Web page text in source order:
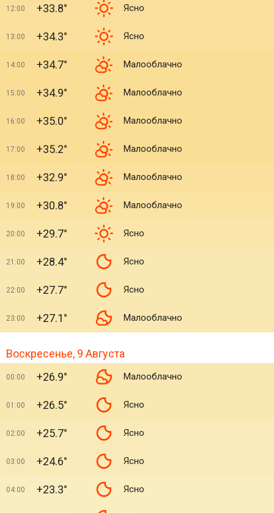
12:00 +33.8° Ясно
13:00 +34.3° Ясно
14:00 +34.7° Малооблачно
15:00 +34.9° Малооблачно
16:00 +35.0° Малооблачно
17:00 +35.2° Малооблачно
18:00 +32.9° Малооблачно
19:00 +30.8° Малооблачно
20:00 +29.7° Ясно
21:00 +28.4° Ясно
22:00 +27.7° Ясно
23:00 +27.1° Малооблачно
Воскресенье, 9 Августа
00:00 +26.9° Малооблачно
01:00 +26.5° Ясно
02:00 +25.7° Ясно
03:00 +24.6° Ясно
04:00 +23.3° Ясно